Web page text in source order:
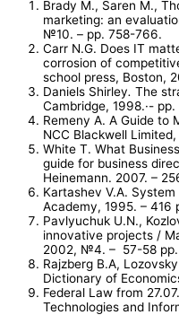
Brady M., Saren M.,
marketing: an
№10. – pp. 758-766.
Carr N.G. Does IT
corrosion of
school press, Boston,
Daniels Shirley. The
Cambridge, 1998.·- pp.
Remeny A. A Guide to
NCC Blackwell
White T. What
guide for business
Heinemann. 2007. –
Kartashev V.A.
Academy, 1995. – 416
Pavlyuchuk U.N.,
innovative projects /
2002, №4. – 57-58 pp.
Rajzberg B.A,
Dictionary of
Federal Law from
Technologies and